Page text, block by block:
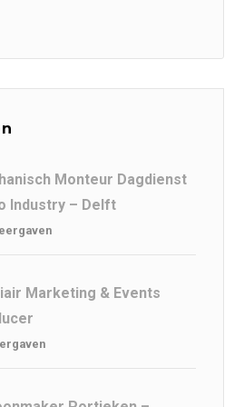
Monteur Dagdienst
Industry – Delft
Marketing & Events